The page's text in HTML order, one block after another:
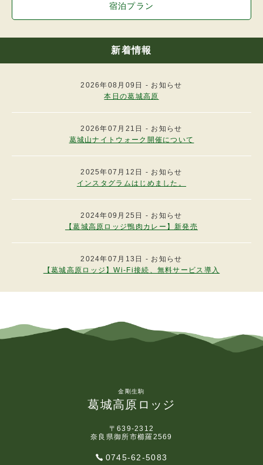
宿泊プラン
新着情報
2026年08月09日 - お知らせ
本日の葛城高原
2026年07月21日 - お知らせ
葛城山ナイトウォーク開催について
2025年07月12日 - お知らせ
インスタグラムはじめました。
2024年09月25日 - お知らせ
【葛城高原ロッジ鴨肉カレー】新発売
2024年07月13日 - お知らせ
【葛城高原ロッジ】Wi-Fi接続、無料サービス導入
て、次の事項を登録していただきます。
（1）宿泊者の住所、氏名、年齢、連絡先。
（客室の利用時間）
1.宿泊者が高原ロッジの客室を利用する時間
は、宿泊当日の午後４時から次の日の午前１０
時までです。
2.前項の規定のかかわらず、利用時間を超えて
においては、別途追加料金を申し受けます。
3.高原ロッジの門限は午後１０時とします。
高原ロッジの各施設の営業時間は、次のとおり
とします。
朝食・・・午前７時３０分から午前８時３０分
（2）売店（３階）
日帰り入浴・・ 午前１１時から午後３時まで
宿泊当日 ・・ 終日利用可
2.前項の時間は、臨時に変更することがありま
1.利用料等の支払いは通貨または高原ロッジが
宿泊者の出発の際、または高原ロッジが請求し
たときは、高原ロッジのフロントにおいて精算
2.宿泊者が客室の使用を開始したのち、任意に
金剛生駒
葛城高原ロッジ
〒639-2312
奈良県御所市櫛羅2569
0745-62-5083